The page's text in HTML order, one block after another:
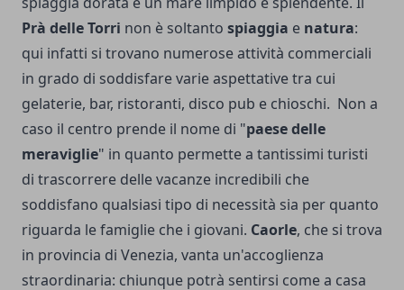
Prà delle Torri non è soltanto spiaggia e natura:
qui infatti si trovano numerose attività commerciali
in grado di soddisfare varie aspettative tra cui
gelaterie, bar, ristoranti, disco pub e chioschi. Non a
caso il centro prende il nome di "paese delle
meraviglie" in quanto permette a tantissimi turisti
di trascorrere delle vacanze incredibili che
soddisfano qualsiasi tipo di necessità sia per quanto
riguarda le famiglie che i giovani. Caorle, che si trova
in provincia di Venezia, vanta un'accoglienza
straordinaria: chiunque potrà sentirsi come a casa